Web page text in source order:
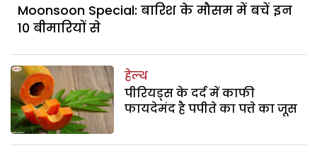
Moonsoon Special: बारिश के मौसम में बचें इन
10 बीमारियों से
हेल्थ
पीरियड्स के दर्द में काफी
फायदेमंद है पपीते का पत्ते का जूस